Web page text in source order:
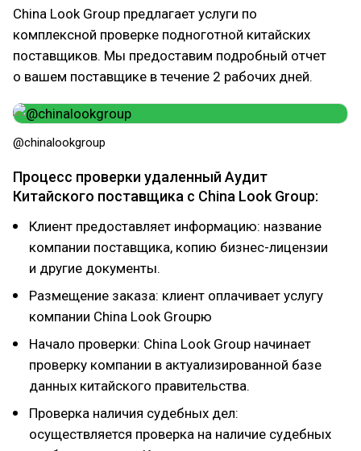
China Look Group предлагает услуги по
комплексной проверке подноготной китайских
поставщиков. Мы предоставим подробный отчет
о вашем поставщике в течение 2 рабочих дней.
@chinalookgroup
Процесс проверки удаленный Аудит
Китайского поставщика с China Look Group:
Клиент предоставляет информацию: название
компании поставщика, копию бизнес-лицензии
и другие документы.
Размещение заказа: клиент оплачивает услугу
компании China Look Groupю
Начало проверки: China Look Group начинает
проверку компании в актуализированной базе
данных китайского правительства.
Проверка наличия судебных дел:
осуществляется проверка на наличие судебных